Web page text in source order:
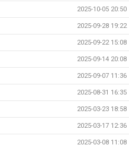
2025-10-05 20:50
2025-09-28 19:22
2025-09-22 15:08
2025-09-14 20:08
2025-09-07 11:36
2025-08-31 16:35
2025-03-23 18:58
2025-03-17 12:36
2025-03-08 11:08